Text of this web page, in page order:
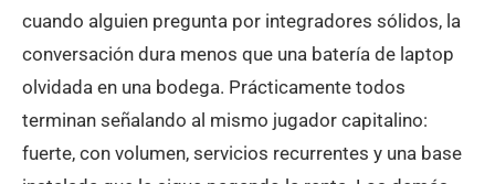
cuando alguien pregunta por integradores sólidos, la
conversación dura menos que una batería de laptop
olvidada en una bodega. Prácticamente todos
terminan señalando al mismo jugador capitalino:
fuerte, con volumen, servicios recurrentes y una base